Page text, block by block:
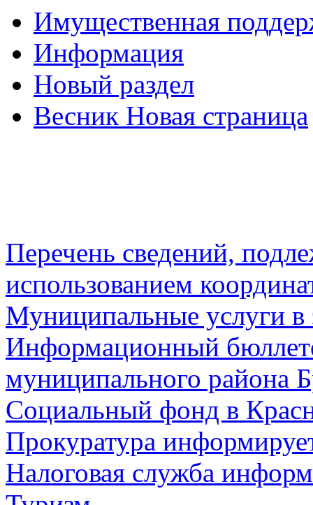
Имущественная
Информация
Новый раздел
Весник Новая страница
Перечень сведений,
использованием
Муниципальные услуги в
Информационный
муниципального района
Социальный фонд в
Прокуратура
Налоговая служба